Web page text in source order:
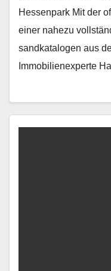
Hessenpark Mit der
ein­er nahezu
sand­kat­a­lo­gen aus
Immo­bilienex­perte